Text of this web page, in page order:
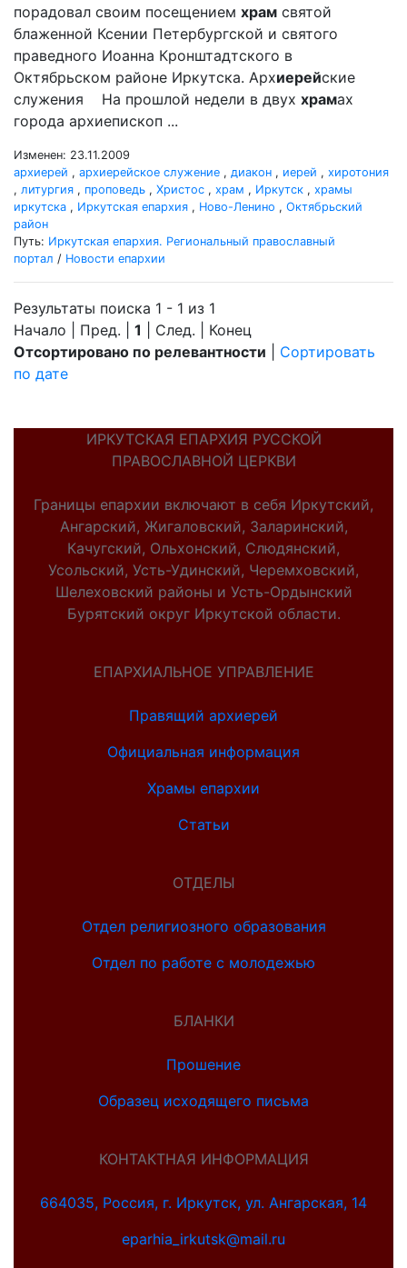
порадовал своим посещением храм святой
блаженной Ксении Петербургской и святого
праведного Иоанна Кронштадтского в
Октябрьском районе Иркутска. Архиерейские
служения На прошлой недели в двух храмах
города архиепископ ...
Изменен: 23.11.2009
архиерей , архиерейское служение , диакон , иерей , хиротония
, литургия , проповедь , Христос , храм , Иркутск , храмы
иркутска , Иркутская епархия , Ново-Ленино , Октябрьский
район
Путь: Иркутская епархия. Региональный православный
портал / Новости епархии
Результаты поиска 1 - 1 из 1
Начало | Пред. | 1 | След. | Конец
Отсортировано по релевантности
Сортировать
по дате
ИРКУТСКАЯ ЕПАРХИЯ РУССКОЙ
ПРАВОСЛАВНОЙ ЦЕРКВИ
Границы епархии включают в себя Иркутский,
Ангарский, Жигаловский, Заларинский,
Качугский, Ольхонский, Слюдянский,
Усольский, Усть-Удинский, Черемховский,
Шелеховский районы и Усть-Ордынский
Бурятский округ Иркутской области.
ЕПАРХИАЛЬНОЕ УПРАВЛЕНИЕ
Правящий архиерей
Официальная информация
Храмы епархии
Статьи
ОТДЕЛЫ
Отдел религиозного образования
Отдел по работе с молодежью
БЛАНКИ
Прошение
Образец исходящего письма
КОНТАКТНАЯ ИНФОРМАЦИЯ
664035, Россия, г. Иркутск, ул. Ангарская, 14
eparhia_irkutsk@mail.ru